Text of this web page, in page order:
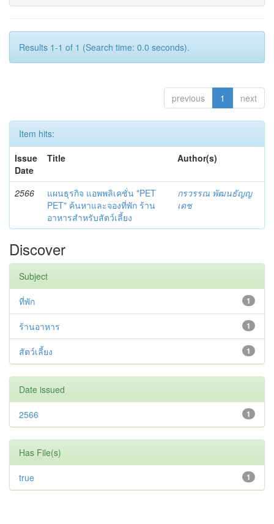
Results 1-1 of 1 (Search time: 0.0 seconds).
previous 1 next
Item hits:
Issue
Date
Title Author(s)
2566
แผนธุรกิจ แอพพลิเคชั่น "PET
PET" ค้นหาและจองที่พัก ร้าน
อาหารสำหรับสัตว์เลี้ยง
กรวรรณ พัฒนธัญญ
เดช
Discover
Subject
1
ที่พัก
1
ร้านอาหาร
1
สัตว์เลี้ยง
Date issued
1
2566
Has File(s)
1
true